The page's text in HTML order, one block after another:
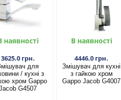
наявності
3625.0 грн.
для
/ кухні з
хром Gappo
G4507
В наявності
4446.0 грн.
Змішувач для кухні
з гайкою хром
Gappo Jacob G4007